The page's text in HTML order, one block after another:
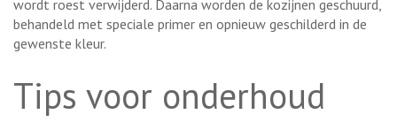
wordt roest verwijderd. Daarna worden de kozijnen geschuurd,
behandeld met speciale primer en opnieuw geschilderd in de
gewenste kleur.
Tips voor onderhoud